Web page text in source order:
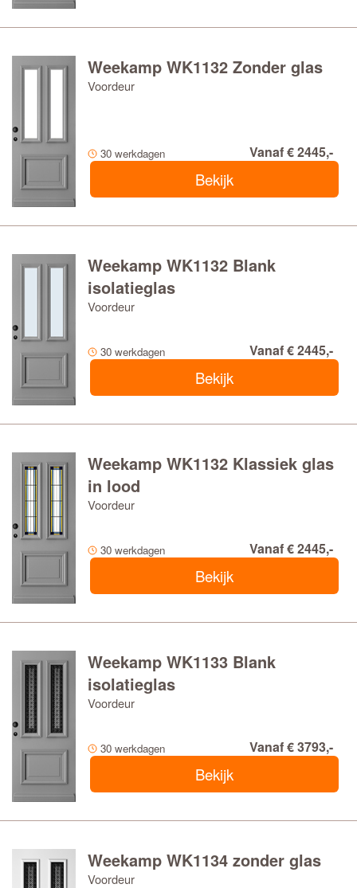
Weekamp WK1132 Zonder glas
Voordeur
30 werkdagen Vanaf € 2445,-
Bekijk
Weekamp WK1132 Blank
isolatieglas
Voordeur
30 werkdagen Vanaf € 2445,-
Bekijk
Weekamp WK1132 Klassiek glas
in lood
Voordeur
30 werkdagen Vanaf € 2445,-
Bekijk
Weekamp WK1133 Blank
isolatieglas
Voordeur
30 werkdagen Vanaf € 3793,-
Bekijk
Weekamp WK1134 zonder glas
Voordeur